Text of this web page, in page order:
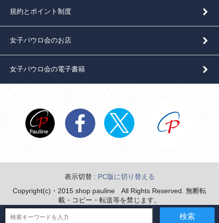
検索
規約とポイント制度
女子パウロ会のお店
女子パウロ会の電子書籍
表示切替 : PC版に切り替える
Copyright(c)・2015 shop pauline All Rights Reserved. 無断転
載・コピー・転送等を禁じます。